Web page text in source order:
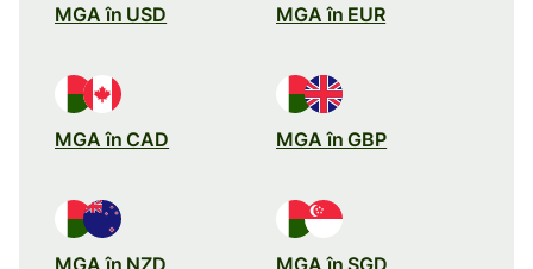
MGA în USD MGA în EUR
MGA în CAD MGA în GBP
MGA în NZD MGA în SGD